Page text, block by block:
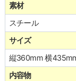
素材
スチール
サイズ
縦360mm 横
内容物